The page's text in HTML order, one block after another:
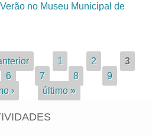
no Museu Municipal de
1 2
3
6 7 8
9
›
último »